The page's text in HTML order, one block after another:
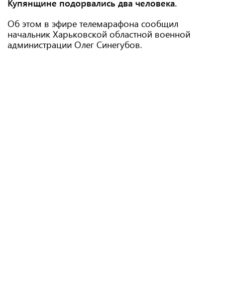
Купянщине подорвались два человека.
Об этом в эфире телемарафона сообщил
начальник Харьковской областной военной
администрации Олег Синегубов.